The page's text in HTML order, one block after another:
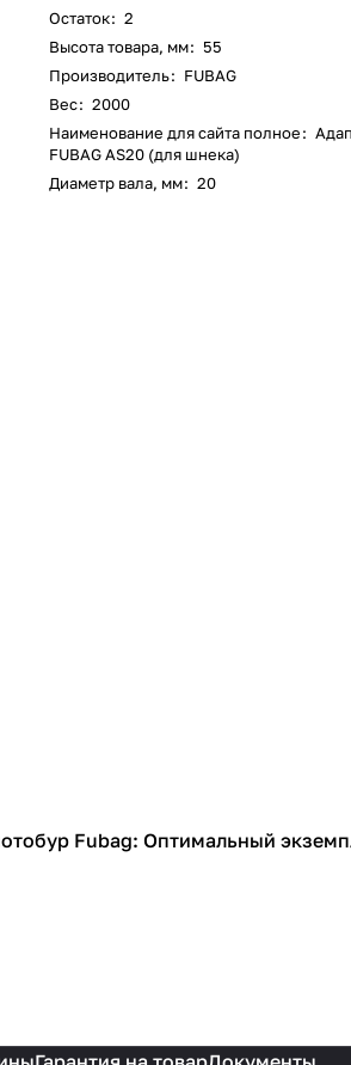
Остаток: 2
Высота товара, мм: 55
Производитель: FUBAG
Вес: 2000
Наименование для сайта полное:
FUBAG AS20 (для шнека)
Диаметр вала, мм: 20
Fubag: Оптимальный